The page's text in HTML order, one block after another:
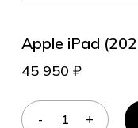
Apple iPad
45 950 ₽